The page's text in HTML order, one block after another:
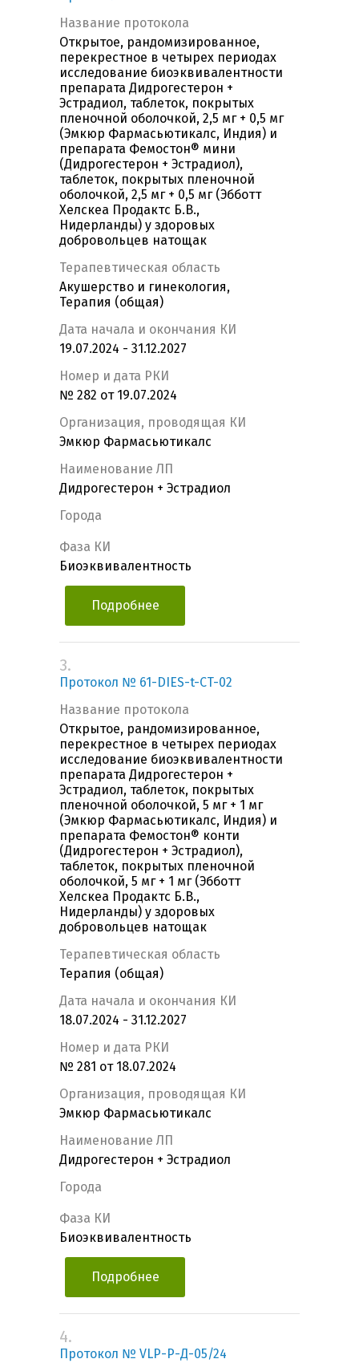
Название протокола
Открытое, рандомизированное,
перекрестное в четырех периодах
исследование биоэквивалентности
препарата Дидрогестерон +
Эстрадиол, таблеток, покрытых
пленочной оболочкой, 2,5 мг + 0,5 мг
(Эмкюр Фармасьютикалс, Индия) и
препарата Фемостон® мини
(Дидрогестерон + Эстрадиол),
таблеток, покрытых пленочной
оболочкой, 2,5 мг + 0,5 мг (Эбботт
Хелскеа Продактс Б.В.,
Нидерланды) у здоровых
добровольцев натощак
Терапевтическая область
Акушерство и гинекология,
Терапия (общая)
Дата начала и окончания КИ
19.07.2024 - 31.12.2027
Номер и дата РКИ
№ 282 от 19.07.2024
Организация, проводящая КИ
Эмкюр Фармасьютикалс
Наименование ЛП
Дидрогестерон + Эстрадиол
Города
Фаза КИ
Биоэквивалентность
Подробнее
3.
Протокол № 61-DIES-t-CT-02
Название протокола
Открытое, рандомизированное,
перекрестное в четырех периодах
исследование биоэквивалентности
препарата Дидрогестерон +
Эстрадиол, таблеток, покрытых
пленочной оболочкой, 5 мг + 1 мг
(Эмкюр Фармасьютикалс, Индия) и
препарата Фемостон® конти
(Дидрогестерон + Эстрадиол),
таблеток, покрытых пленочной
оболочкой, 5 мг + 1 мг (Эбботт
Хелскеа Продактс Б.В.,
Нидерланды) у здоровых
добровольцев натощак
Терапевтическая область
Терапия (общая)
Дата начала и окончания КИ
18.07.2024 - 31.12.2027
Номер и дата РКИ
№ 281 от 18.07.2024
Организация, проводящая КИ
Эмкюр Фармасьютикалс
Наименование ЛП
Дидрогестерон + Эстрадиол
Города
Фаза КИ
Биоэквивалентность
Подробнее
4.
Протокол № VLP-Р-Д-05/24